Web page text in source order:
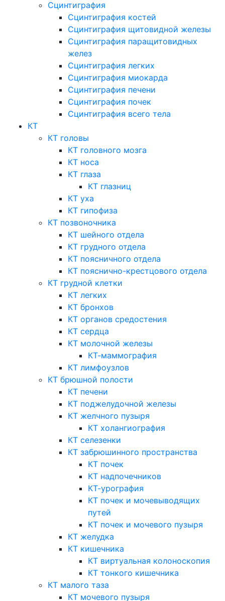
Сцинтиграфия
Сцинтиграфия костей
Сцинтиграфия щитовидной железы
Сцинтиграфия паращитовидных
желез
Сцинтиграфия легких
Сцинтиграфия миокарда
Сцинтиграфия печени
Сцинтиграфия почек
Сцинтиграфия всего тела
КТ
КТ головы
КТ головного мозга
КТ носа
КТ глаза
КТ глазниц
КТ уха
КТ гипофиза
КТ позвоночника
КТ шейного отдела
КТ грудного отдела
КТ поясничного отдела
КТ пояснично-крестцового отдела
КТ грудной клетки
КТ легких
КТ бронхов
КТ органов средостения
КТ сердца
КТ молочной железы
КТ-маммография
КТ лимфоузлов
КТ брюшной полости
КТ печени
КТ поджелудочной железы
КТ желчного пузыря
КТ холангиография
КТ селезенки
КТ забрюшинного пространства
КТ почек
КТ надпочечников
КТ-урография
КТ почек и мочевыводящих
путей
КТ почек и мочевого пузыря
КТ желудка
КТ кишечника
КТ виртуальная колоноскопия
КТ тонкого кишечника
КТ малого таза
КТ мочевого пузыря